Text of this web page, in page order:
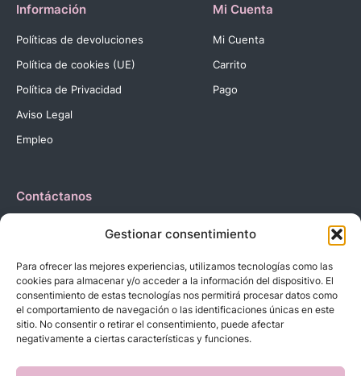
Gestionar consentimiento
Para ofrecer las mejores experiencias, utilizamos tecnologías como las
cookies para almacenar y/o acceder a la información del dispositivo. El
consentimiento de estas tecnologías nos permitirá procesar datos como
el comportamiento de navegación o las identificaciones únicas en este
sitio. No consentir o retirar el consentimiento, puede afectar
negativamente a ciertas características y funciones.
Información
Políticas de devoluciones
Política de cookies (UE)
Política de Privacidad
Aviso Legal
Empleo
Mi Cuenta
Mi Cuenta
Carrito
Pago
Contáctanos
C. Reyes Católicos, 27 03420 Castalla Alicante
Correo: info@dbebes.net
Síguenos en las redes sociales